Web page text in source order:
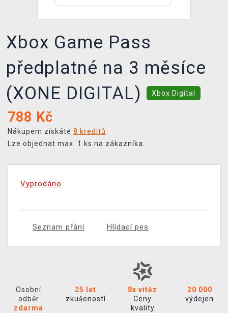
Xbox Game Pass
předplatné na 3 měsíce
(XONE DIGITAL)
Xbox Digital
788 Kč
Nákupem získáte 8 kreditů
Lze objednat max. 1 ks na zákazníka.
Vyprodáno
Seznam přání Hlídací pes
Osobní
odběr
zdarma
25 let
zkušeností
8x vítěz
Ceny
kvality
20 000
výdejen